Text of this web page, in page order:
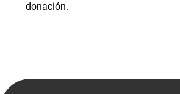
donación.